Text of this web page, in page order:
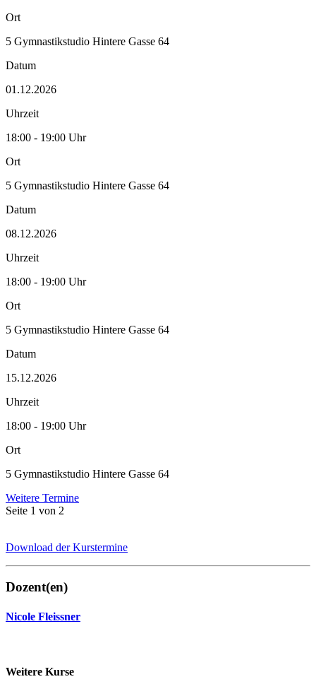
Ort
5 Gymnastikstudio Hintere Gasse 64
Datum
01.12.2026
Uhrzeit
18:00 - 19:00 Uhr
Ort
5 Gymnastikstudio Hintere Gasse 64
Datum
08.12.2026
Uhrzeit
18:00 - 19:00 Uhr
Ort
5 Gymnastikstudio Hintere Gasse 64
Datum
15.12.2026
Uhrzeit
18:00 - 19:00 Uhr
Ort
5 Gymnastikstudio Hintere Gasse 64
Weitere Termine
Seite 1 von 2
Download der Kurstermine
Dozent(en)
Nicole Fleissner
Weitere Kurse